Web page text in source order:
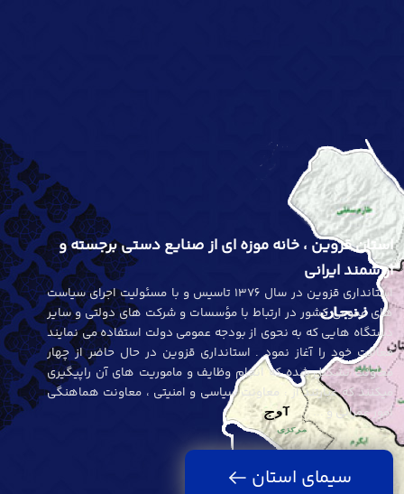
استان قزوین ، خانه موزه ای از صنایع دستی برجسته و
ارزشمند ایرانی
استانداری قزوین در سال 1376 تاسیس و با مسئولیت اجرای سیاست
های عمومی کشور در ارتباط با مؤسسات و شرکت های دولتی و سایر
دستگاه هایی که به نحوی از بودجه عمومی دولت استفاده می نمایند
فعالیت خود را آغاز نمود . استانداری قزوین در حال حاضر از چهار
معاونت تشکیل شده که انجام وظایف و ماموریت های آن راپیگیری
میکنند که عبارتند از : معاونت سیاسی و امنیتی ، معاونت هماهنگی
امور عمرانی و ...
سیمای استان